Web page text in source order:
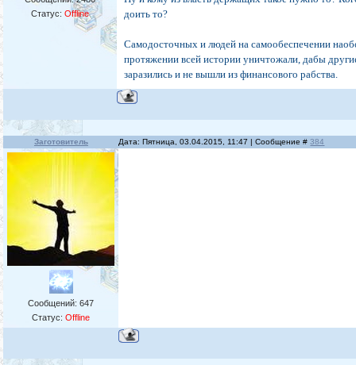
Статус:Offline
доить то?
Самодосточных и людей на самообеспечении
протяжении всей истории уничтожали, дабы
заразились и не вышли из финансового рабства.
Заготовитель Дата: Пятница, 03.04.2015, 11:47 | Сообщение #384
Сообщений:647
Статус:Offline